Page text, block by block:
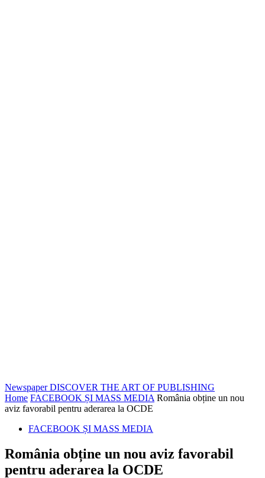
Newspaper DISCOVER THE ART OF PUBLISHING
Home FACEBOOK ȘI MASS MEDIA România obține un nou
aviz favorabil pentru aderarea la OCDE
FACEBOOK ȘI MASS MEDIA
România obține un nou aviz favorabil
pentru aderarea la OCDE